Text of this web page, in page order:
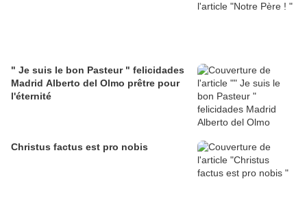
" Je suis le bon Pasteur " felicidades
Madrid Alberto del Olmo prêtre pour
l'éternité
Christus factus est pro nobis